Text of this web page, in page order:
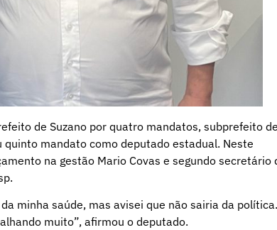
de Suzano por quatro mandatos, subprefeito
mandato como deputado estadual. Neste
na gestão Mario Covas e segundo secretário
minha saúde, mas avisei que não sairia da política.
muito”, afirmou o deputado.